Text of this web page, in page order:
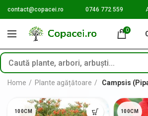
contact@copacei.ro 0746 772 559
0
Home Plante agățătoare Campsis
100CM 100CM